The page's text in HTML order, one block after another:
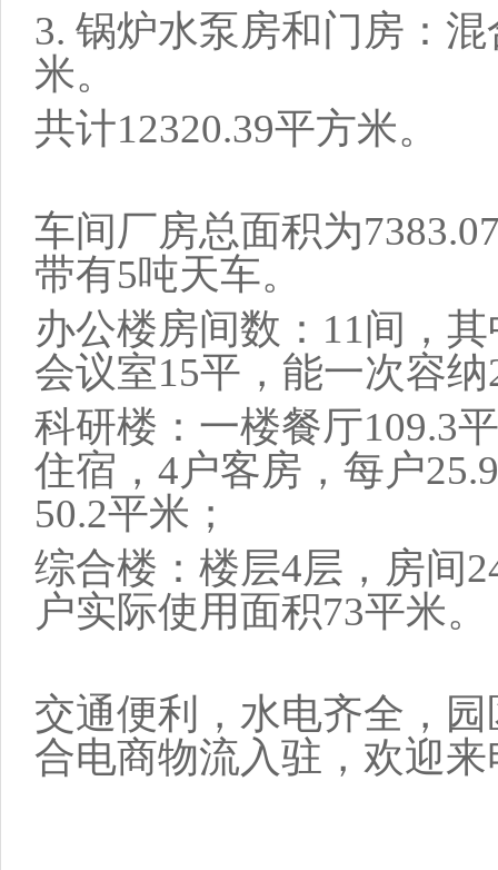
3. 锅炉水泵房和门房：
米。
共计12320.39平方米。
车间厂房总面积为
带有5吨天车。
办公楼房间数：11间，
会议室15平，能一次容
科研楼：一楼餐厅109.3
住宿，4户客房，每户
50.2平米；
综合楼：楼层4层，房间
户实际使用面积73平米。
交通便利，水电齐全，
合电商物流入驻，欢迎